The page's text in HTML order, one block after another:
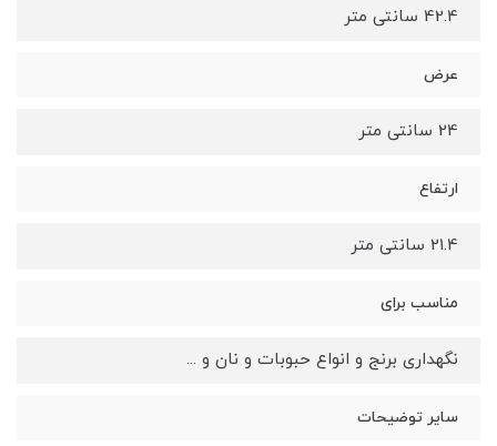
42.4 سانتی متر
عرض
24 سانتی متر
ارتفاع
21.4 سانتی متر
مناسب برای
نگهداری برنج و انواع حبوبات و نان و ...
سایر توضیحات